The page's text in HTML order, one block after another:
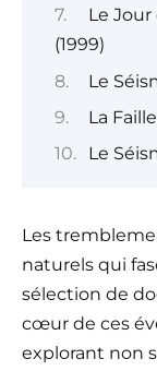
Le
(1999)
Le
La
Le
Les
naturels qui
sélection de
cœur de ces
explorant non